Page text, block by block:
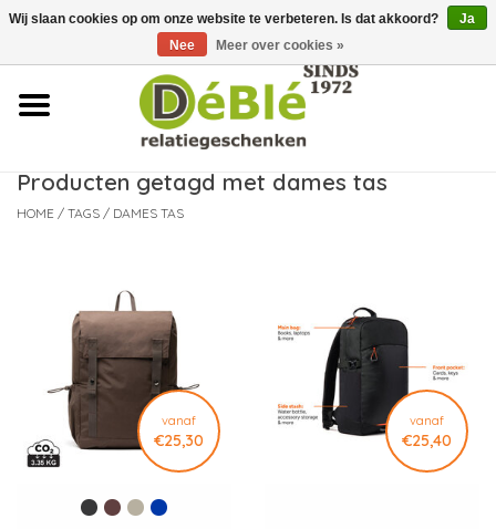
Over ons
Contact
Nieuws
Producten getagd met dames tas
HOME / TAGS / DAMES TAS
vanaf
€25,30
vanaf
€25,40
Wij slaan cookies op om onze website te verbeteren. Is dat akkoord?
Ja
Nee
Meer over cookies »